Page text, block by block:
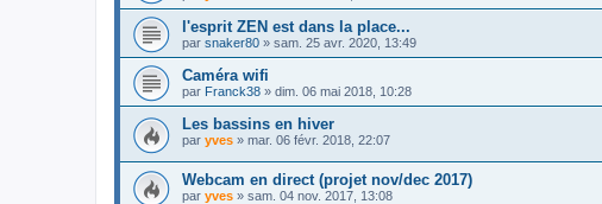
l'esprit ZEN est dans la place...
par snaker80 » sam. 25 avr. 2020, 13:49
Caméra wifi
par Franck38 » dim. 06 mai 2018, 10:28
Les bassins en hiver
par yves » mar. 06 févr. 2018, 22:07
Webcam en direct (projet nov/dec 2017)
par yves » sam. 04 nov. 2017, 13:08